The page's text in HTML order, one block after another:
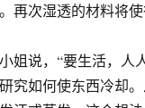
次湿透的材料将使
说，“要生活，人
究如何使东西冷却